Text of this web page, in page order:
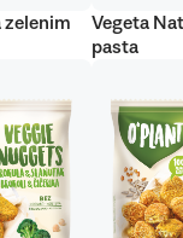
zelenim
Vegeta
pasta